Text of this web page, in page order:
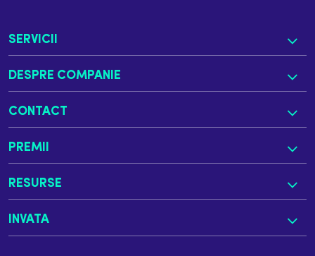
SERVICII
DESPRE COMPANIE
CONTACT
PREMII
RESURSE
INVATA